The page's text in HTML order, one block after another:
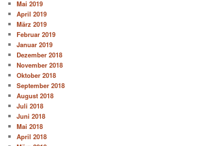
Mai 2019
April 2019
März 2019
Februar 2019
Januar 2019
Dezember 2018
November 2018
Oktober 2018
September 2018
August 2018
Juli 2018
Juni 2018
Mai 2018
April 2018